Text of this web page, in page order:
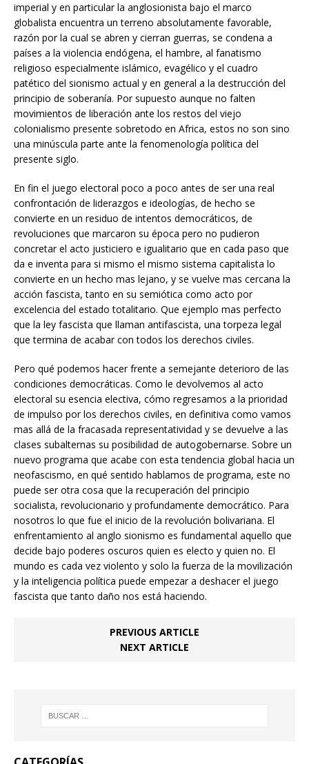
imperial y en particular la anglosionista bajo el marco
globalista encuentra un terreno absolutamente favorable,
razón por la cual se abren y cierran guerras, se condena a
países a la violencia endógena, el hambre, al fanatismo
religioso especialmente islámico, evagélico y el cuadro
patético del sionismo actual y en general a la destrucción del
principio de soberanía. Por supuesto aunque no falten
movimientos de liberación ante los restos del viejo
colonialismo presente sobretodo en Africa, estos no son sino
una minúscula parte ante la fenomenología política del
presente siglo.
En fin el juego electoral poco a poco antes de ser una real
confrontación de liderazgos e ideologías, de hecho se
convierte en un residuo de intentos democráticos, de
revoluciones que marcaron su época pero no pudieron
concretar el acto justiciero e igualitario que en cada paso que
da e inventa para si mismo el mismo sistema capitalista lo
convierte en un hecho mas lejano, y se vuelve mas cercana la
acción fascista, tanto en su semiótica como acto por
excelencia del estado totalitario. Que ejemplo mas perfecto
que la ley fascista que llaman antifascista, una torpeza legal
que termina de acabar con todos los derechos civiles.
Pero qué podemos hacer frente a semejante deterioro de las
condiciones democráticas. Como le devolvemos al acto
electoral su esencia electiva, cómo regresamos a la prioridad
de impulso por los derechos civiles, en definitiva como vamos
mas allá de la fracasada representatividad y se devuelve a las
clases subalternas su posibilidad de autogobernarse. Sobre un
nuevo programa que acabe con esta tendencia global hacia un
neofascismo, en qué sentido hablamos de programa, este no
puede ser otra cosa que la recuperación del principio
socialista, revolucionario y profundamente democrático. Para
nosotros lo que fue el inicio de la revolución bolivariana. El
enfrentamiento al anglo sionismo es fundamental aquello que
decide bajo poderes oscuros quien es electo y quien no. El
mundo es cada vez violento y solo la fuerza de la movilización
y la inteligencia política puede empezar a deshacer el juego
fascista que tanto daño nos está haciendo.
PREVIOUS ARTICLE
NEXT ARTICLE